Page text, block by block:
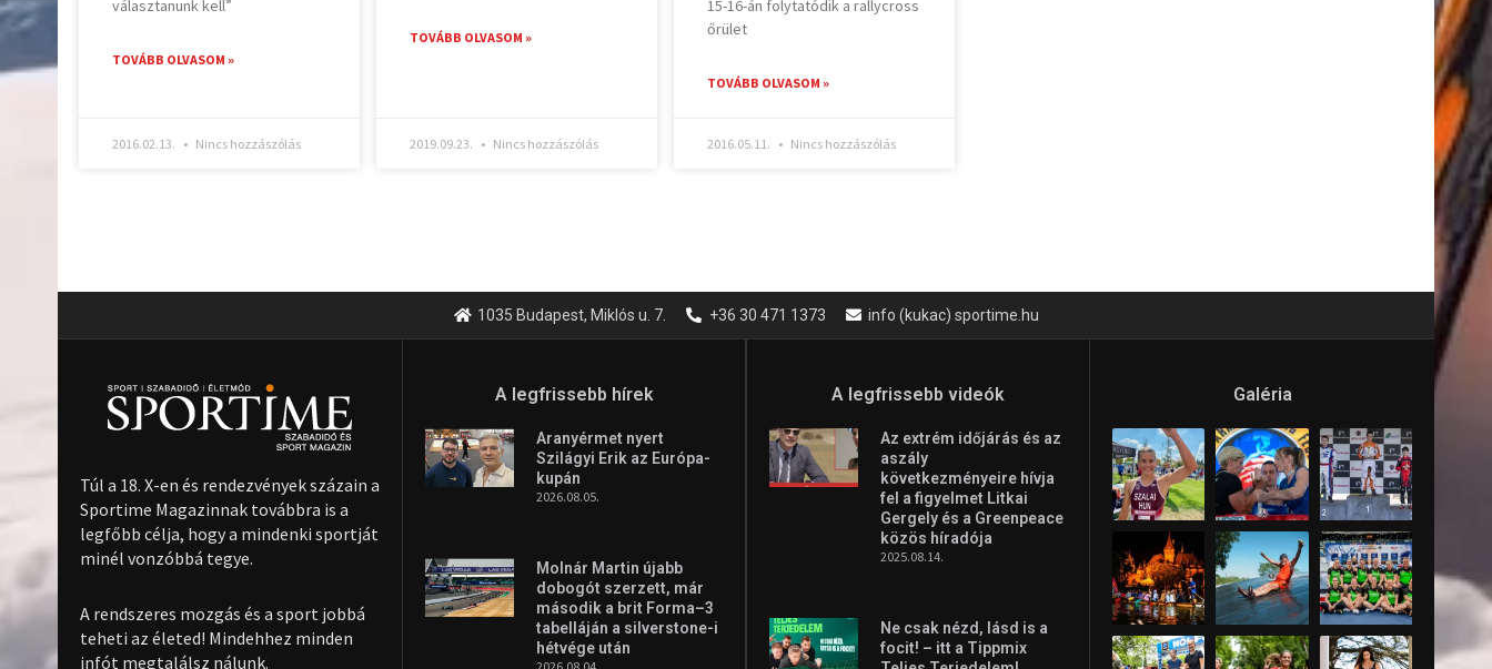
választanunk kell”
TOVÁBB OLVASOM »
2016.02.13. Nincs hozzászólás
TOVÁBB OLVASOM »
2019.09.23. Nincs hozzászólás
15-16-án folytatódik a rallycross
őrület
TOVÁBB OLVASOM »
2016.05.11. Nincs hozzászólás
1035 Budapest, Miklós u. 7. +36 30 471 1373 info (kukac) sportime.hu
Túl a 18. X-en és rendezvények százain a
Sportime Magazinnak továbbra is a
legfőbb célja, hogy a mindenki sportját
minél vonzóbbá tegye.
A rendszeres mozgás és a sport jobbá
teheti az életed! Mindehhez minden
infót megtalálsz nálunk.
A legfrissebb hírek
Aranyérmet nyert
Szilágyi Erik az Európa-
kupán
2026.08.05.
Molnár Martin újabb
dobogót szerzett, már
második a brit Forma–3
tabelláján a silverstone-i
hétvége után
A legfrissebb videók
Az extrém időjárás és az
aszály
következményeire hívja
fel a figyelmet Litkai
Gergely és a Greenpeace
közös híradója
2025.08.14.
Ne csak nézd, lásd is a
focit! – itt a Tippmix
Galéria